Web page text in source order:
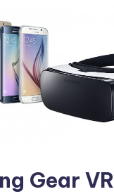
Gear VR